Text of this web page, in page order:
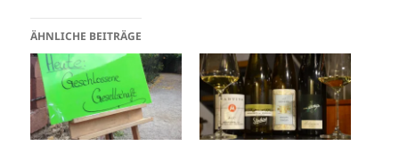
ÄHNLICHE BEITRÄGE